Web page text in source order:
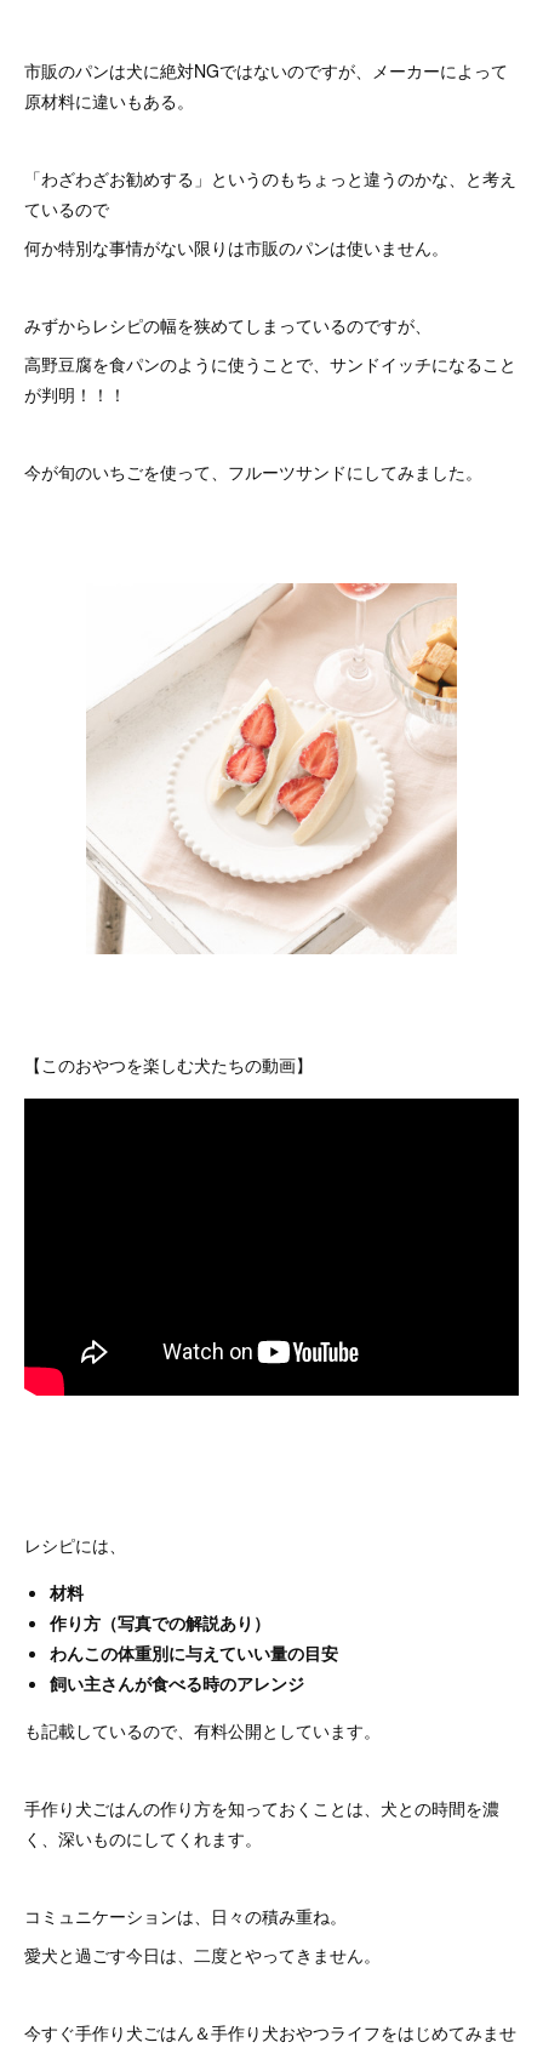
市販のパンは犬に絶対NGではないのですが、メーカーによって
原材料に違いもある。
「わざわざお勧めする」というのもちょっと違うのかな、と考え
ているので
何か特別な事情がない限りは市販のパンは使いません。
みずからレシピの幅を狭めてしまっているのですが、
高野豆腐を食パンのように使うことで、サンドイッチになること
が判明！！！
今が旬のいちごを使って、フルーツサンドにしてみました。
【このおやつを楽しむ犬たちの動画】
レシピには、
材料
作り方（写真での解説あり）
わんこの体重別に与えていい量の目安
飼い主さんが食べる時のアレンジ
も記載しているので、有料公開としています。
手作り犬ごはんの作り方を知っておくことは、犬との時間を濃
く、深いものにしてくれます。
コミュニケーションは、日々の積み重ね。
愛犬と過ごす今日は、二度とやってきません。
今すぐ手作り犬ごはん＆手作り犬おやつライフをはじめてみませ